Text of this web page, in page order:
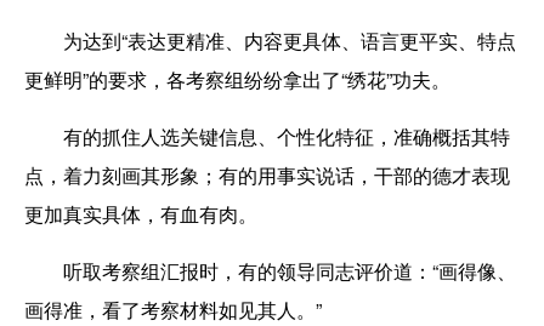
为达到“表达更精准、内容更具体、语言更平实、特点
更鲜明”的要求，各考察组纷纷拿出了“绣花”功夫。
有的抓住人选关键信息、个性化特征，准确概括其特
点，着力刻画其形象；有的用事实说话，干部的德才表现
更加真实具体，有血有肉。
听取考察组汇报时，有的领导同志评价道：“画得像、
画得准，看了考察材料如见其人。”